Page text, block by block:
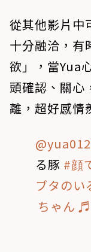
從其他影片中
十分融洽，有
欲」，當Yua
頭確認、關心
離，超好感情
る豚 #顔
ブタのい
ちゃん ♬